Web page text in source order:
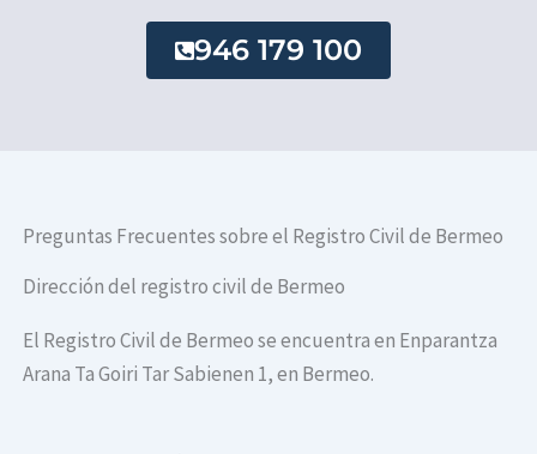
946 179 100
Preguntas Frecuentes sobre el Registro Civil de Bermeo
Dirección del registro civil de Bermeo
El Registro Civil de Bermeo se encuentra en Enparantza
Arana Ta Goiri Tar Sabienen 1, en Bermeo.